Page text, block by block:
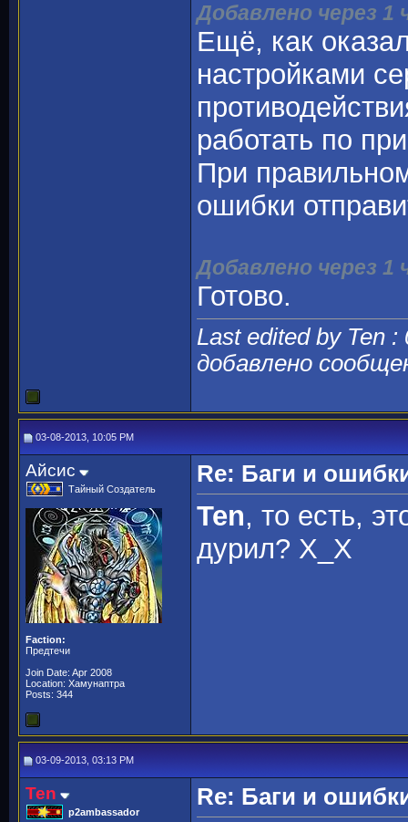
Добавлено через
Ещё, как
настройками
работать по
При
ошибки
Добавлено через 1
Готово.
Last edited by Ten
добавлено
03-08-2013, 10:05 PM
Айсис
Тайный Создатель
Faction:
Предтечи
Join Date: Apr 2008
Location: Хамунаптра
Posts: 344
Re: Баги и
Ten, то есть,
дурил? Х_Х
03-09-2013, 03:13 PM
Ten
p2ambassador
Re: Баги и